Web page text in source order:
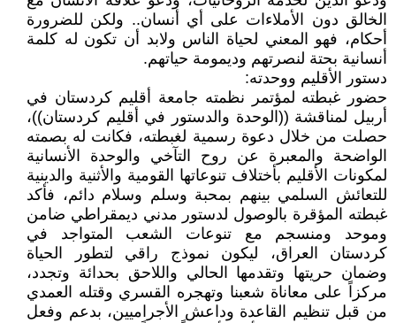
الخالق دون الأملاءات على أي أنسان.. ولكن للضرورة
أحكام، فهو المعني لحياة الناس ولابد أن تكون له كلمة
أنسانية بحتة لنصرتهم وديمومة حياتهم.
دستور الأقليم ووحدته:
حضور غبطته لمؤتمر نظمته جامعة أقليم كردستان في
أربيل لمناقشة ((الوحدة والدستور في أقليم كردستان))،
حصلت من خلال دعوة رسمية لغبطته، فكانت له بصمته
الواضحة والمعبرة عن روح التآخي والوحدة الأنسانية
لمكونات الأقليم بأختلاف تنوعاتها القومية والأثنية والدينية
للتعائش السلمي بينهم بمحبة وسلم وسلام دائم، فأكد
غبطته المؤقرة بالوصول لدستور مدني ديمقراطي ضامن
وموحد ومنسجم مع تنوعات الشعب المتواجد في
كردستان العراق، ليكون نموذج راقي لتطور الحياة
وضمان حريتها وتقدمها الحالي واللاحق بحدائة وتجدد،
مركزاً على معاناة شعبنا وتهجره القسري وقتله العمدي
من قبل تنظيم القاعدة وداعش الأجراميين، بدعم وفعل